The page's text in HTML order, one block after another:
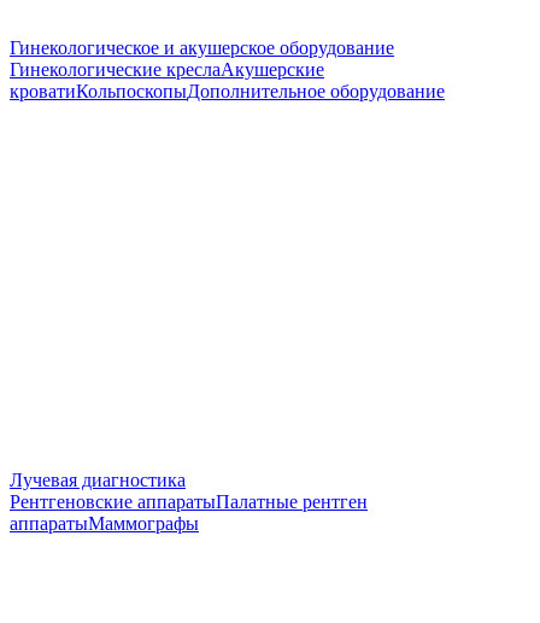
Гинекологическое и акушерское оборудование
Гинекологические креслаАкушерские
кроватиКольпоскопыДополнительное оборудование
Лучевая диагностика
Рентгеновские аппаратыПалатные рентген
аппаратыМаммографы